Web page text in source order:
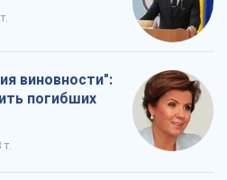
виновности":
погибших
т.